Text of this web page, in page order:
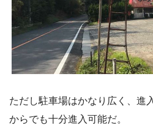
ただし駐車場はかなり広く、進
からでも十分進入可能だ。